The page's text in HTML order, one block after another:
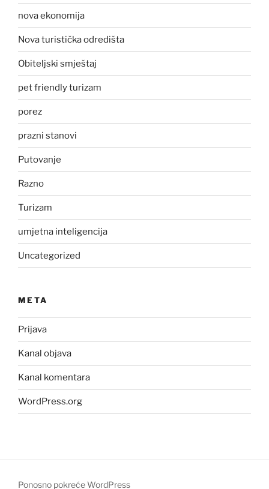
nova ekonomija
Nova turistička odredišta
Obiteljski smještaj
pet friendly turizam
porez
prazni stanovi
Putovanje
Razno
Turizam
umjetna inteligencija
Uncategorized
META
Prijava
Kanal objava
Kanal komentara
WordPress.org
Ponosno pokreće WordPress